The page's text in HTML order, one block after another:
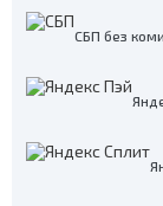
СБП без